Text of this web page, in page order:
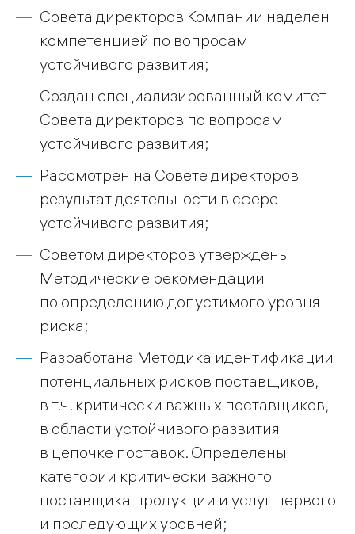
Совета директоров Компании наделен
компетенцией по вопросам
устойчивого развития;
Создан специализированный комитет
Совета директоров по вопросам
устойчивого развития;
Рассмотрен на Совете директоров
результат деятельности в сфере
устойчивого развития;
Советом директоров утверждены
Методические рекомендации
по определению допустимого уровня
риска;
Разработана Методика идентификации
потенциальных рисков поставщиков,
в т.ч. критически важных поставщиков,
в области устойчивого развития
в цепочке поставок. Определены
категории критически важного
поставщика продукции и услуг первого
и последующих уровней;